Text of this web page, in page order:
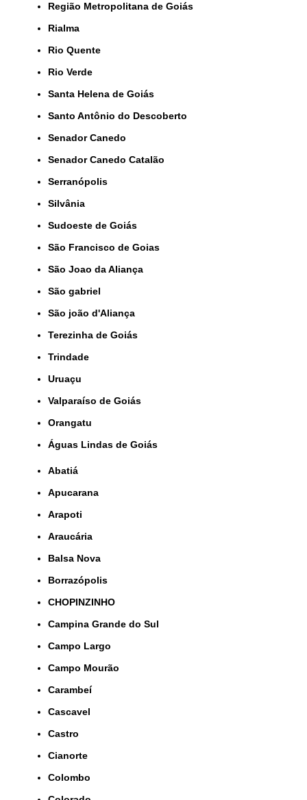
Região Metropolitana de Goiás
Rialma
Rio Quente
Rio Verde
Santa Helena de Goiás
Santo Antônio do Descoberto
Senador Canedo
Senador Canedo Catalão
Serranópolis
Silvânia
Sudoeste de Goiás
São Francisco de Goias
São Joao da Aliança
São gabriel
São joão d'Aliança
Terezinha de Goiás
Trindade
Uruaçu
Valparaíso de Goiás
orangatu
Águas Lindas de Goiás
Abatiá
Apucarana
Arapoti
Araucária
Balsa Nova
Borrazópolis
CHOPINZINHO
Campina Grande do Sul
Campo Largo
Campo Mourão
Carambeí
Cascavel
Castro
Cianorte
Colombo